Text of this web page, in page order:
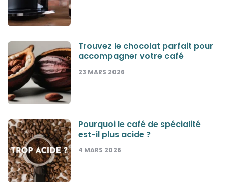
Trouvez le chocolat parfait pour
accompagner votre café
23 MARS 2026
Pourquoi le café de spécialité
est-il plus acide ?
4 MARS 2026